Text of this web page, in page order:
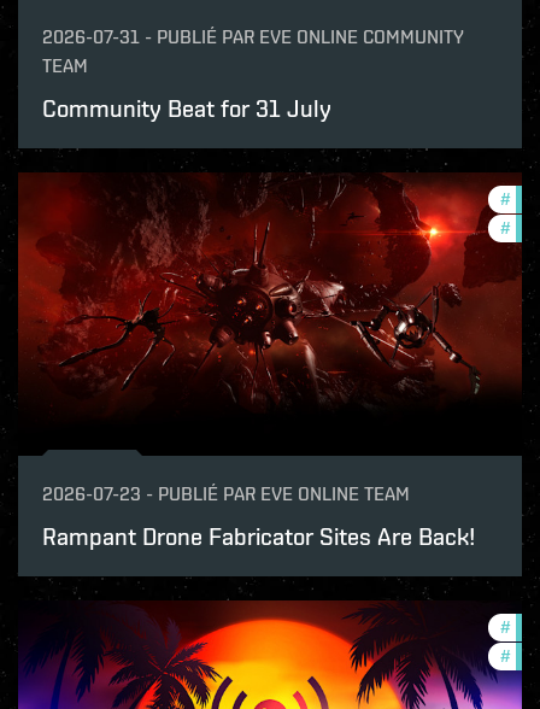
2026-07-31 - PUBLIÉ PAR EVE ONLINE COMMUNITY
TEAM
Community Beat for 31 July
#
#
2026-07-23 - PUBLIÉ PAR EVE ONLINE TEAM
Rampant Drone Fabricator Sites Are Back!
#
#